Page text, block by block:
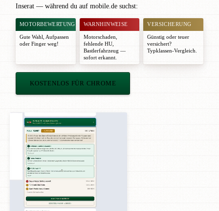
Inserat — während du auf mobile.de suchst:
MOTORBEWERTUNG
Gute Wahl
Aufpassen
oder Finger weg!
WARNHINWEISE
Motorschaden,
fehlende HU,
Bastlerfahrzeug —
sofort erkannt.
VERSICHERUNG
Günstig oder teuer
versichert?
Typklassen-Vergleich.
KOSTENLOS FÜR CHROME